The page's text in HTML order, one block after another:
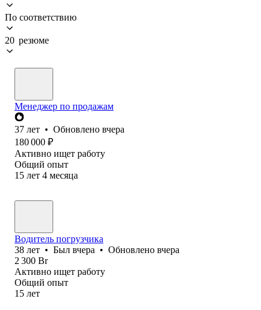
По соответствию
20 резюме
Менеджер по продажам
37 лет • Обновлено вчера
180 000 ₽
Активно ищет работу
Общий опыт
15 лет 4 месяца
Водитель погрузчика
38 лет • Был вчера • Обновлено вчера
2 300 Br
Активно ищет работу
Общий опыт
15 лет